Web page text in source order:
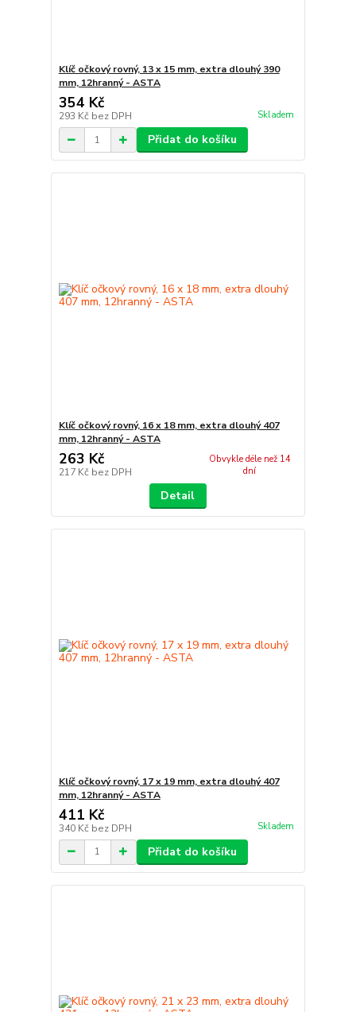
Klíč očkový rovný, 13 x 15 mm, extra dlouhý 390
mm, 12hranný - ASTA
354 Kč
293 Kč bez DPH Skladem
Přidat do košíku
Klíč očkový rovný, 16 x 18 mm, extra dlouhý 407
mm, 12hranný - ASTA
263 Kč
217 Kč bez DPH
Obvykle déle než 14
dní
Detail
Klíč očkový rovný, 17 x 19 mm, extra dlouhý 407
mm, 12hranný - ASTA
411 Kč
340 Kč bez DPH Skladem
Přidat do košíku